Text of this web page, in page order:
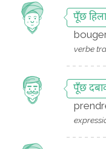
पूँछ
verbe
पूँछ